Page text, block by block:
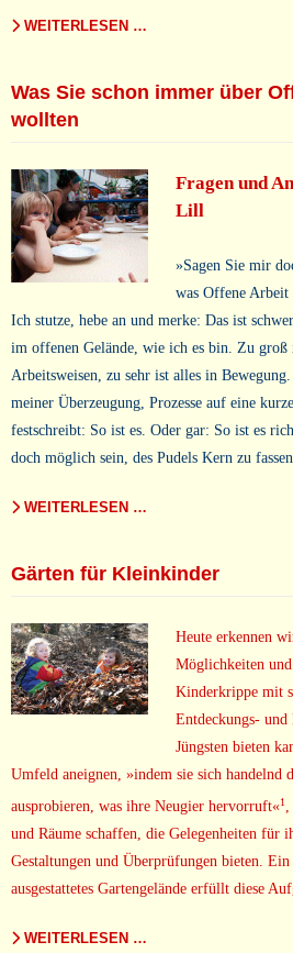
WEITERLESEN …
Was Sie schon immer über
wollten
Fragen und
Lill
»Sagen Sie mir
was Offene Arbeit
Ich stutze, hebe an und merke: Das ist
im offenen Gelände, wie ich es bin. Zu
Arbeitsweisen, zu sehr ist alles in
meiner Überzeugung, Prozesse auf eine
festschreibt: So ist es. Oder gar: So ist es
doch möglich sein, des Pudels Kern zu fassen.
WEITERLESEN …
Gärten für Kleinkinder
Heute erkennen
Möglichkeiten
Kinderkrippe mit
Entdeckungs- und
Jüngsten bieten
Umfeld aneignen, »indem sie sich handelnd
ausprobieren, was ihre Neugier hervorruft«1
und Räume schaffen, die Gelegenheiten für
Gestaltungen und Überprüfungen bieten. Ein
ausgestattetes Gartengelände erfüllt diese
WEITERLESEN …